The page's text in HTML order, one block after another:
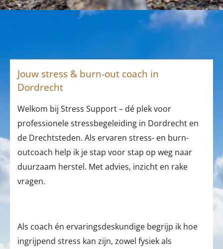
Jouw stress & burn-out coach in
Dordrecht
Welkom bij Stress Support – dé plek voor
professionele stressbegeleiding in Dordrecht en
de Drechtsteden. Als ervaren stress- en burn-
outcoach help ik je stap voor stap op weg naar
duurzaam herstel. Met advies, inzicht en rake
vragen.
Als coach én ervaringsdeskundige begrijp ik hoe
ingrijpend stress kan zijn, zowel fysiek als